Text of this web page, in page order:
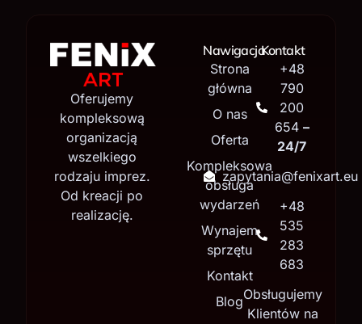
Oferujemy
kompleksową
organizacją
wszelkiego
rodzaju imprez.
Od kreacji po
realizację.
Nawigacja
Strona
główna
O nas
Oferta
Kompleksowa
obsługa
wydarzeń
Wynajem
sprzętu
Kontakt
Blog
Kontakt
+48
790
200
654 –
24/7
zapytania@fenixart.eu
+48
535
283
683
Obsługujemy
Klientów na